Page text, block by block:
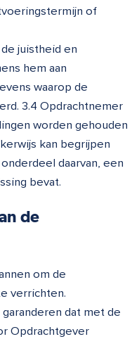
of
juistheid en
hem aan
waarop de
3.4 Opdrachtnemer
worden gehouden
kan begrijpen
daarvan, een
bevat.
de
om de
verrichten.
dat met de
Opdrachtgever